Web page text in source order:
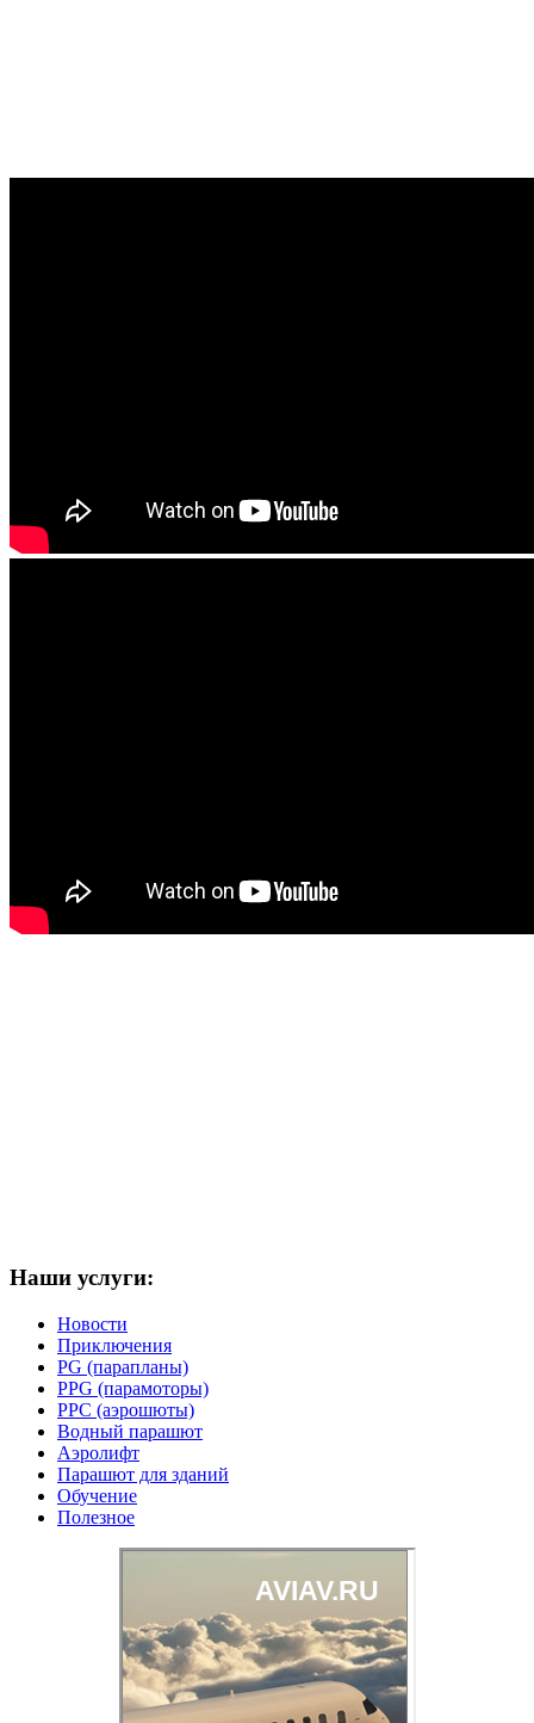
Наши услуги:
Новости
Приключения
PG (парапланы)
PPG (парамоторы)
PPC (аэрошюты)
Водный парашют
Аэролифт
Парашют для зданий
Обучение
Полезное